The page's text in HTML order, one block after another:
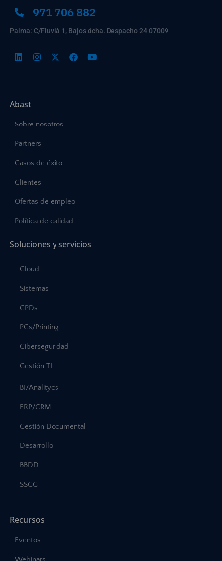
971 706 882
Palma: C/Fluvià 1, Bajos dcha. Despacho 24 07009
Abast
Sobre nosotros
Partners
Casos de éxito
Clientes
Ofertas de empleo
Política de calidad
Soluciones y servicios
Cloud
Sistemas
CPDs
PCs/Printing
Ciberseguridad
Gestión TI
BI/Analitycs
ERP/CRM
Gestión Documental
Desarrollo
BBDD
SSGG
Recursos
Eventos